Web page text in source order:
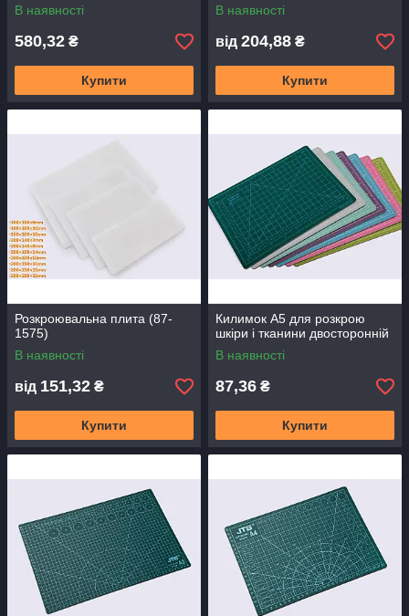
В наявності
580,32 ₴
Купити
В наявності
від 204,88 ₴
Купити
Розкроювальна плита (87-
1575)
В наявності
від 151,32 ₴
Купити
Килимок А5 для розкрою
шкіри і тканини двосторонній
В наявності
87,36 ₴
Купити